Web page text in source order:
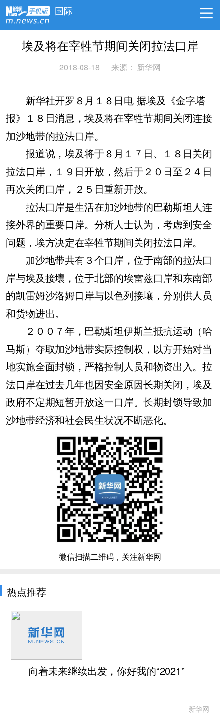
国际
埃及将在宰牲节期间关闭拉法口岸
2018-08-18 来源： 新华网
新华社开罗８月１８日电 据埃及《金字塔
报》１８日消息，埃及将在宰牲节期间关闭连接
加沙地带的拉法口岸。
报道说，埃及将于８月１７日、１８日关闭
拉法口岸，１９日开放，然后于２０日至２４日
再次关闭口岸，２５日重新开放。
拉法口岸是生活在加沙地带的巴勒斯坦人连
接外界的重要口岸。分析人士认为，考虑到安全
问题，埃方决定在宰牲节期间关闭拉法口岸。
加沙地带共有３个口岸，位于南部的拉法口
岸与埃及接壤，位于北部的埃雷兹口岸和东南部
的凯雷姆沙洛姆口岸与以色列接壤，分别供人员
和货物进出。
２００７年，巴勒斯坦伊斯兰抵抗运动（哈
马斯）夺取加沙地带实际控制权，以方开始对当
地实施全面封锁，严格控制人员和物资出入。拉
法口岸在过去几年也因安全原因长期关闭，埃及
政府不定期短暂开放这一口岸。长期封锁导致加
沙地带经济和社会民生状况不断恶化。
微信扫描二维码，关注新华网
热点推荐
向着未来继续出发，你好我的“2021”
新华网